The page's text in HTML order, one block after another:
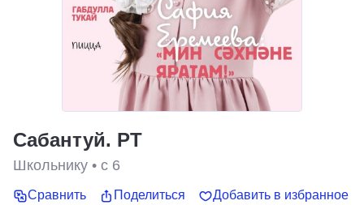
Сабантуй. РТ
Школьнику • с 6
Сравнить Поделиться Добавить в избранное